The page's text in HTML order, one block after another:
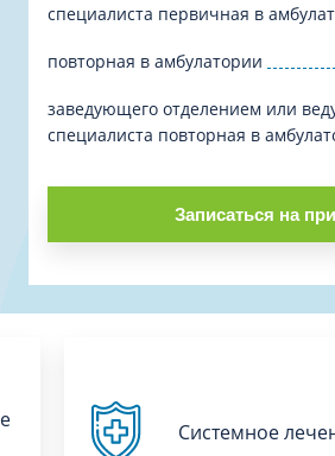
специалиста первичная в
повторная в амбулатории
заведующего отделением или
специалиста повторная в
Записаться на
Системное